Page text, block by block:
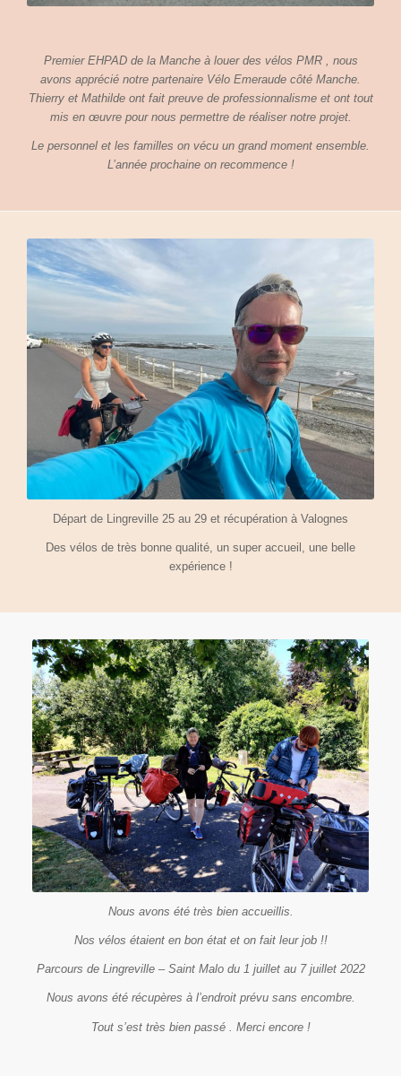
Premier EHPAD de la Manche à louer des vélos PMR , nous
avons apprécié notre partenaire Vélo Emeraude côté Manche.
Thierry et Mathilde ont fait preuve de professionnalisme et ont tout
mis en œuvre pour nous permettre de réaliser notre projet.
Le personnel et les familles on vécu un grand moment ensemble.
L’année prochaine on recommence !
Départ de Lingreville 25 au 29 et récupération à Valognes
Des vélos de très bonne qualité, un super accueil, une belle
expérience !
Nous avons été très bien accueillis.
Nos vélos étaient en bon état et on fait leur job !!
Parcours de Lingreville – Saint Malo du 1 juillet au 7 juillet 2022
Nous avons été récupères à l’endroit prévu sans encombre.
Tout s’est très bien passé . Merci encore !